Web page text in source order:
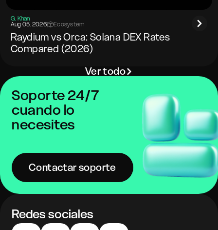
G. Khan
Aug 05. 2026| Ecosystem
Raydium vs Orca: Solana DEX Rates
Compared (2026)
Ver todo
Soporte 24/7
cuando lo
necesites
Contactar soporte
Redes sociales